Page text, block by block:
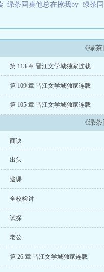
绿茶同桌他总在撩我by 绿茶
《绿
第 113 章 晋江文学城独家连载
第 109 章 晋江文学城独家连载
第 105 章 晋江文学城独家连载
《绿
商诀
出头
逃课
全校检讨
试探
老公
第 26 章 晋江文学城独家连载